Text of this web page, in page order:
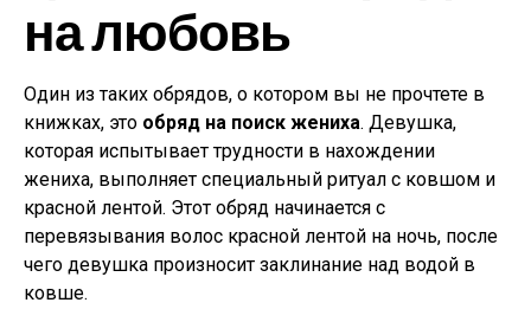
на любовь
Один из таких обрядов, о котором вы не прочтете в
книжках, это обряд на поиск жениха. Девушка,
которая испытывает трудности в нахождении
жениха, выполняет специальный ритуал с ковшом и
красной лентой. Этот обряд начинается с
перевязывания волос красной лентой на ночь, после
чего девушка произносит заклинание над водой в
ковше.